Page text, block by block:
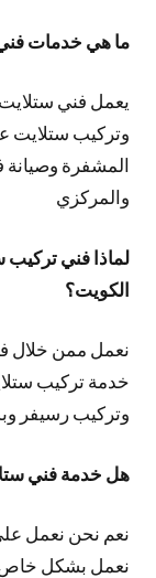
ما هي خدمات
يعمل فني
وتركيب ستلايت
المشفرة وصيانة
والمركزي
لماذا فني
الكويت؟
نعمل ممن خلال
خدمة تركيب
وتركيب رسيفر
هل خدمة فني
نعمل بشكل خاص